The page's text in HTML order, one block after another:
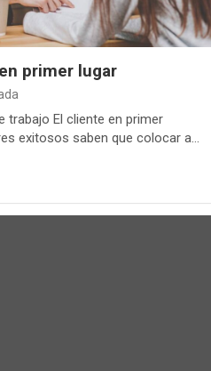
primer lugar
trabajo El cliente en primer
exitosos saben que colocar a…